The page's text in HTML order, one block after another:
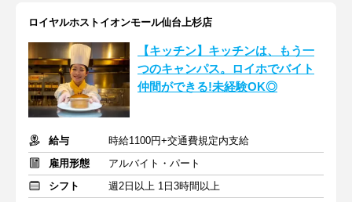
ロイヤルホストイオンモール仙台上杉店
【キッチン】キッチンは、もう一
つのキャンパス。ロイホでバイト
仲間ができる!未経験OK◎
給与
時給1100円+交通費規定内支給
雇用形態
アルバイト・パート
シフト
週2日以上 1日3時間以上